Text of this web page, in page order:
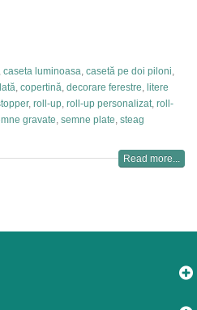
caseta luminoasa casetă pe doi piloni
copertină decorare ferestre litere
, roll-up roll-up personalizat roll-
gravate semne plate steag
Read more...